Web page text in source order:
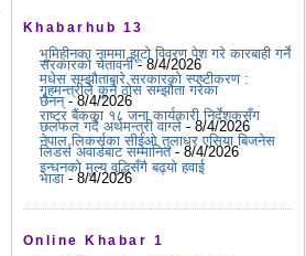
Khabarhub 13
भूमिहीनका नाममा झूटो विवरण पेश गरे कारबाही गर्ने
सरकारको चेतावनी- 8/4/2026
मधेस सम्झौताबारे सरकारको स्पष्टीकरण :
गृहमन्त्रीले कुनै ठोस सम्झौता गरेका
छैनन्- 8/4/2026
राष्ट्र बैंकका १८ जना कार्यकारी निर्देशकसँग
छलफल गर्दै अर्थमन्त्री वाग्ले - 8/4/2026
नेपाल लिकर्सका सीईओ तुलाधर एसिया बिजनेस
लिडर्स अवार्डबाट सम्मानित- 8/4/2026
इन्धनको मूल्य वृद्धिसँगै बढ्यो हवाई
भाडा- 8/4/2026
Online Khabar 1